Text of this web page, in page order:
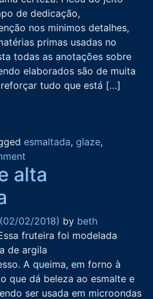
de dedicação,
nos minimos detalhes,
primas usadas no
todas as anotações sobre
elaborados são de muita
tudo que está […]
esmaltada, glaze,
alta
(02/02/2018) by beth
fruteira foi modelada
de argila
A queima, em forno à
que dá beleza ao esmalte e
ser usada em microondas